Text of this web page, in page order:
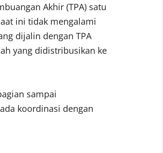
Akhir (TPA) satu
ini tidak mengalami
dijalin dengan TPA
yang didistribusikan ke
sampai
koordinasi dengan